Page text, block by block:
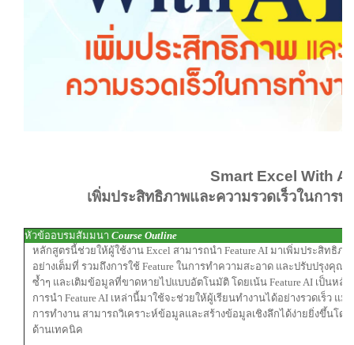
Smart Excel With AI
เพิ่มประสิทธิภาพและความรวดเร็วในการ
หัวข้ออบรมสัมมนา Course Outline
หลักสูตรนี้ช่วยให้ผู้ใช้งาน Excel สามารถนำ Feature AI มาเพิ่มประสิทธิภ
อย่างเต็มที่ รวมถึงการใช้ Feature ในการทำความสะอาด และปรับปรุงคุ
ซ้ำๆ และเติมข้อมูลที่ขาดหายไปแบบอัตโนมัติ โดยเน้น Feature AI เป็นหลัก
การนำ Feature AI เหล่านี้มาใช้จะช่วยให้ผู้เรียนทำงานได้อย่างรวดเร็ว
การทำงาน สามารถวิเคราะห์ข้อมูลและสร้างข้อมูลเชิงลึกได้ง่ายยิ่งขึ้นโด
ด้านเทคนิค